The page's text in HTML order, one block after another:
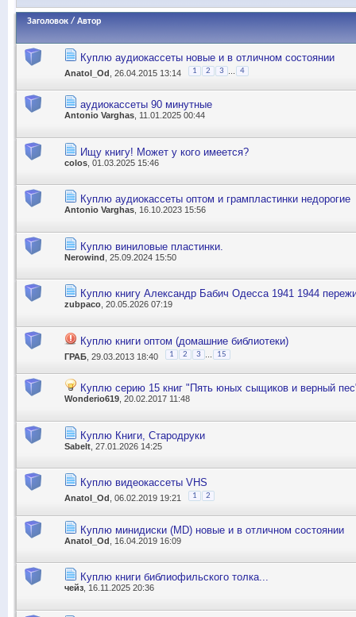
Заголовок / Автор
Куплю аудиокассеты новые и в отличном состоянии
Anatol_Od , 26.04.2015 13:14 1 2 3 4
аудиокассеты 90 минутные
Antonio Varghas, 11.01.2025 00:44
Ищу книгу! Может у кого имеется?
colos , 01.03.2025 15:46
Куплю аудиокассеты оптом и грампластинки недорогие
Antonio Varghas, 16.10.2023 15:56
Куплю виниловые пластинки.
Nerowind , 25.09.2024 15:50
Куплю книгу Александр Бабич Одесса 1941 1944
zubpaco , 20.05.2026 07:19
Куплю книги оптом (домашние библиотеки)
ГРАБ , 29.03.2013 18:40 1 2 3 15
Куплю серию 15 книг "Пять юных сыщиков и верный
Wonderio619 , 20.02.2017 11:48
Куплю Книги, Стародруки
Sabelt , 27.01.2026 14:25
Куплю видеокассеты VHS
Anatol_Od , 06.02.2019 19:21 1 2
Куплю минидиски (MD) новые и в отличном состоянии
Anatol_Od , 16.04.2019 16:09
Куплю книги библиофильского толка...
чейз , 16.11.2025 20:36